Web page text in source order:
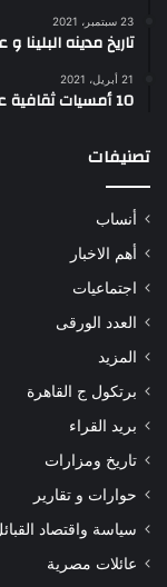
23 سبتمبر، 2021
تاريخ مدينه البلينا و
21 أبريل، 2021
10 أمسيات ثقافية علي مسرح نادي مطروح الإجتماعي في رمضان
تصنيفات
أنساب
أهم الاخبار
اجتماعيات
العدد الورقى
المزيد
برتكول ج القاهرة
بريد القراء
تاريخ ومزارات
حوارات و تقارير
سياسة واقتصاد
عائلات مصرية